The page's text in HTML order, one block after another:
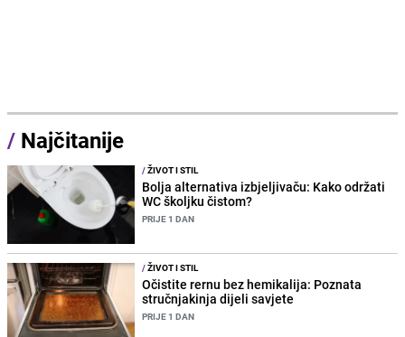
/ Najčitanije
/ŽIVOT I STIL
Bolja alternativa izbjeljivaču: Kako održati
WC školjku čistom?
PRIJE 1 DAN
/ŽIVOT I STIL
Očistite rernu bez hemikalija: Poznata
stručnjakinja dijeli savjete
PRIJE 1 DAN